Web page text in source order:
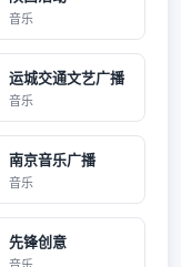
音乐
运城交通文艺广播
音乐
南京音乐广播
音乐
先锋创意